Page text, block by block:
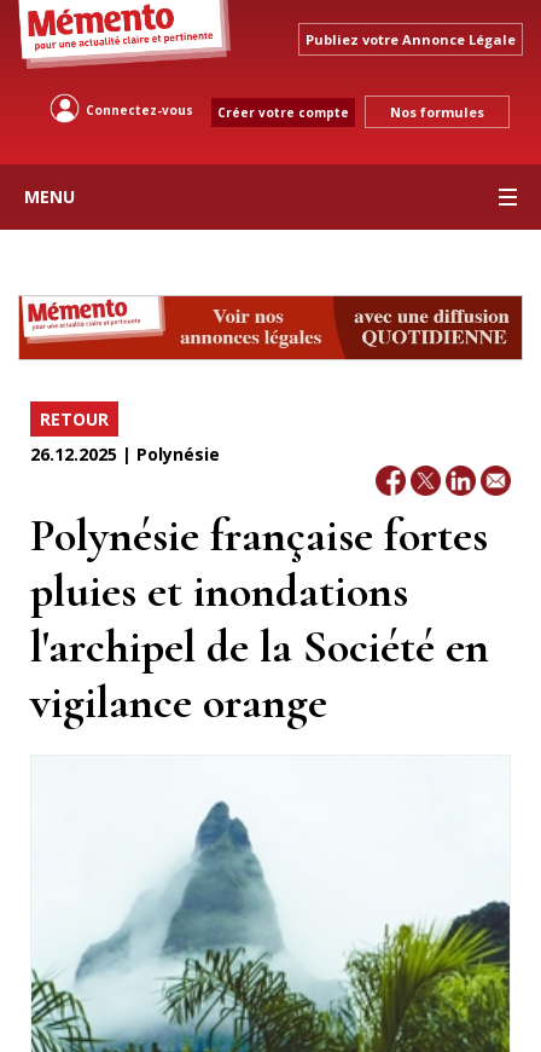
Publiez votre Annonce Légale
Connectez-vous Créer votre compte Nos formules
MENU
RETOUR
26.12.2025 | Polynésie
Polynésie française fortes
pluies et inondations
l'archipel de la Société en
vigilance orange